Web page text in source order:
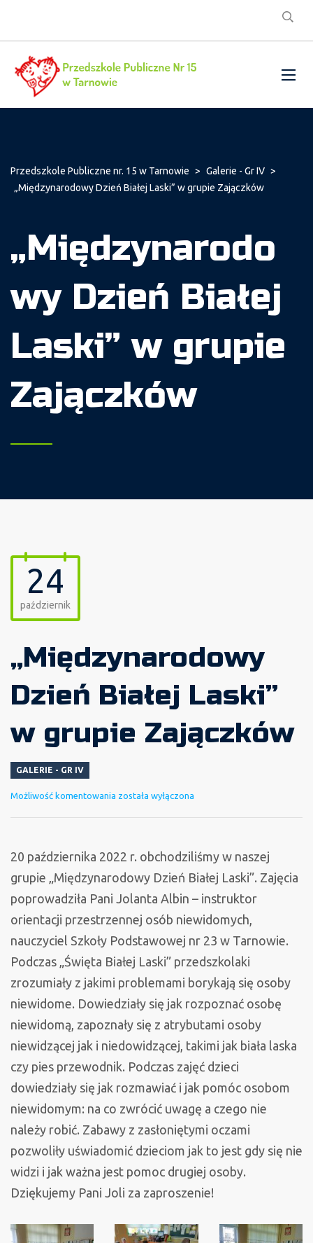
Przedszkole Publiczne nr. 15 w Tarnowie > Galerie - Gr IV >
„Międzynarodowy Dzień Białej Laski” w grupie Zajączków
„Międzynarodo
wy Dzień Białej
Laski” w grupie
Zajączków
24
październik
„Międzynarodowy
Dzień Białej Laski”
w grupie Zajączków
GALERIE - GR IV
Możliwość komentowania „Międzynarodowy
Laski”
w
grupie
Zajączków
została wyłączona
20 października 2022 r. obchodziliśmy w naszej
grupie „Międzynarodowy Dzień Białej Laski”. Zajęcia
poprowadziła Pani Jolanta Albin – instruktor
orientacji przestrzennej osób niewidomych,
nauczyciel Szkoły Podstawowej nr 23 w Tarnowie.
Podczas „Święta Białej Laski” przedszkolaki
zrozumiały z jakimi problemami borykają się osoby
niewidome. Dowiedziały się jak rozpoznać osobę
niewidomą, zapoznały się z atrybutami osoby
niewidzącej jak i niedowidzącej, takimi jak biała laska
czy pies przewodnik. Podczas zajęć dzieci
dowiedziały się jak rozmawiać i jak pomóc osobom
niewidomym: na co zwrócić uwagę a czego nie
należy robić. Zabawy z zasłoniętymi oczami
pozwoliły uświadomić dzieciom jak to jest gdy się nie
widzi i jak ważna jest pomoc drugiej osoby.
Dziękujemy Pani Joli za zaproszenie!